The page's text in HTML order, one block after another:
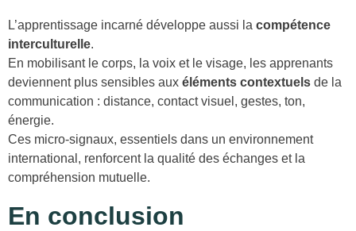
L’apprentissage incarné développe aussi la compétence
interculturelle.
En mobilisant le corps, la voix et le visage, les apprenants
deviennent plus sensibles aux éléments contextuels de la
communication : distance, contact visuel, gestes, ton,
énergie.
Ces micro-signaux, essentiels dans un environnement
international, renforcent la qualité des échanges et la
compréhension mutuelle.
En conclusion